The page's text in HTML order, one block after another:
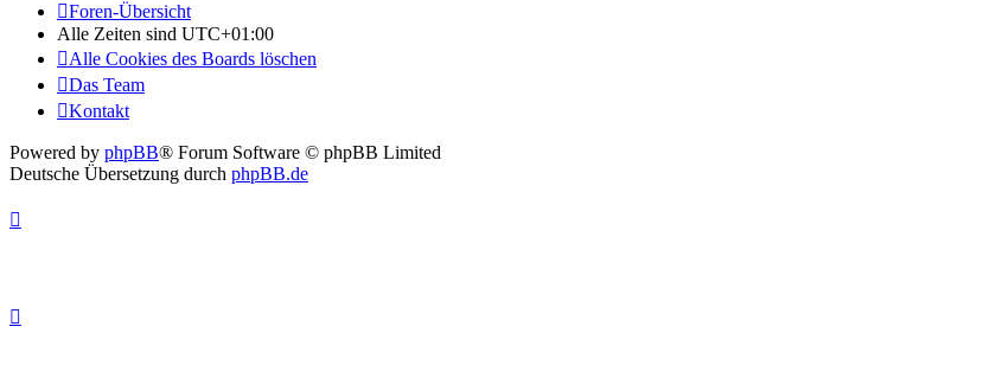
Foren-Übersicht
Alle Zeiten sind UTC+01:00
Alle Cookies des Boards löschen
Das Team
Kontakt
Powered by phpBB® Forum Software © phpBB Limited
Deutsche Übersetzung durch phpBB.de